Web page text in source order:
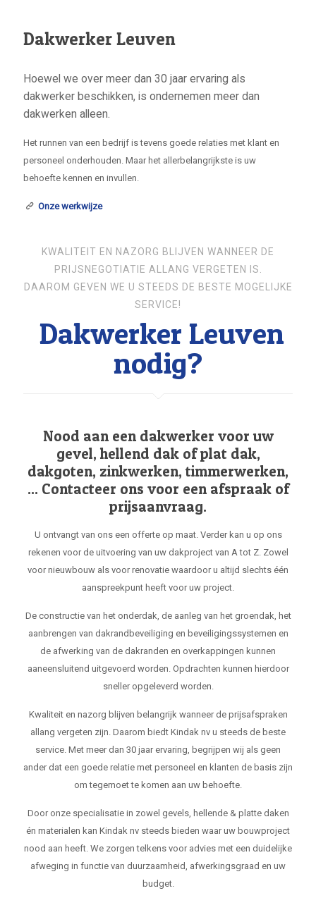
Dakwerker Leuven
Hoewel we over meer dan 30 jaar ervaring als
dakwerker beschikken, is ondernemen meer dan
dakwerken alleen.
Het runnen van een bedrijf is tevens goede relaties met klant en
personeel onderhouden. Maar het allerbelangrijkste is uw
behoefte kennen en invullen.
Onze werkwijze
KWALITEIT EN NAZORG BLIJVEN WANNEER DE
PRIJSNEGOTIATIE ALLANG VERGETEN IS.
DAAROM GEVEN WE U STEEDS DE BESTE MOGELIJKE
SERVICE!
Dakwerker Leuven
nodig?
Nood aan een dakwerker voor uw
gevel, hellend dak of plat dak,
dakgoten, zinkwerken, timmerwerken,
... Contacteer ons voor een afspraak of
prijsaanvraag.
U ontvangt van ons een offerte op maat. Verder kan u op ons
rekenen voor de uitvoering van uw dakproject van A tot Z. Zowel
voor nieuwbouw als voor renovatie waardoor u altijd slechts één
aanspreekpunt heeft voor uw project.
De constructie van het onderdak, de aanleg van het groendak, het
aanbrengen van dakrandbeveiliging en beveiligingssystemen en
de afwerking van de dakranden en overkappingen kunnen
aaneensluitend uitgevoerd worden. Opdrachten kunnen hierdoor
sneller opgeleverd worden.
Kwaliteit en nazorg blijven belangrijk wanneer de prijsafspraken
allang vergeten zijn. Daarom biedt Kindak nv u steeds de beste
service. Met meer dan 30 jaar ervaring, begrijpen wij als geen
ander dat een goede relatie met personeel en klanten de basis zijn
om tegemoet te komen aan uw behoefte.
Door onze specialisatie in zowel gevels, hellende & platte daken
én materialen kan Kindak nv steeds bieden waar uw bouwproject
nood aan heeft. We zorgen telkens voor advies met een duidelijke
afweging in functie van duurzaamheid, afwerkingsgraad en uw
budget.